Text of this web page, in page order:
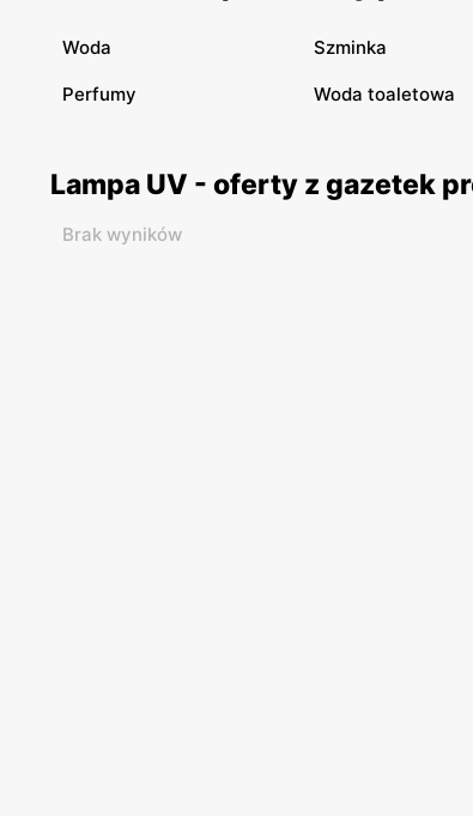
Woda Szminka
Perfumy Woda toaletowa
Lampa UV - oferty z gazetek
Brak wyników